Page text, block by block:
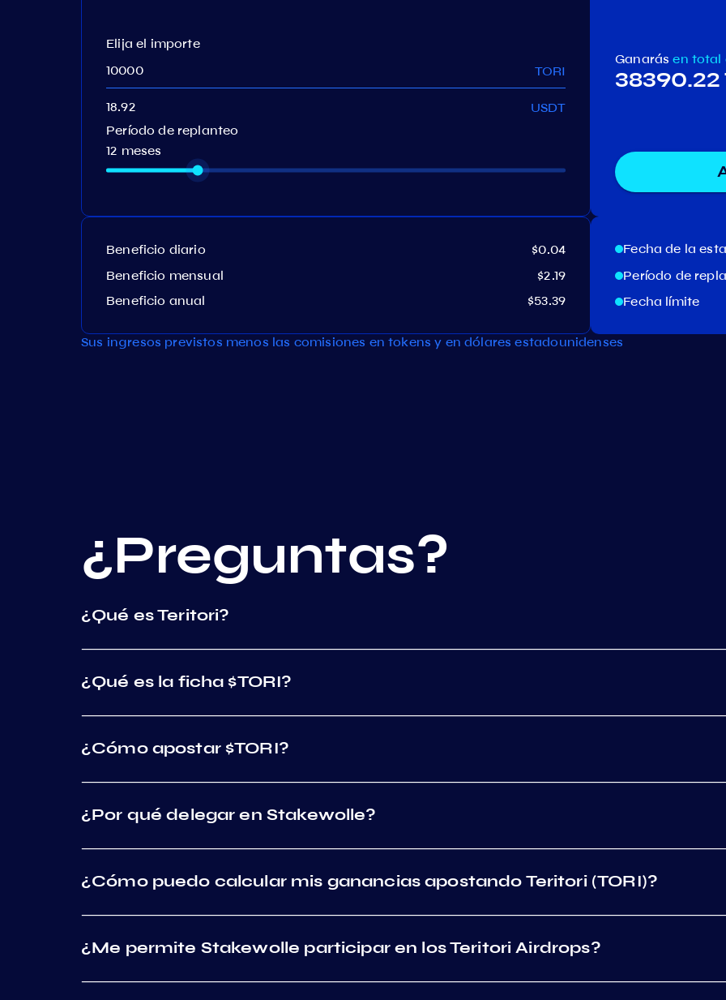
Elija el importe
TORI
USDT
Período de replanteo
12 meses
Beneficio diario
$0.04
Beneficio mensual
$2.19
Beneficio anual
$53.39
Ganarás en total
38390.22
Fecha de la
Período de
Fecha límite
Sus ingresos previstos menos las comisiones en tokens y en dólares estadounidenses
¿Preguntas?
¿Qué es Teritori?
¿Qué es la ficha $TORI?
¿Cómo apostar $TORI?
¿Por qué delegar en Stakewolle?
¿Cómo puedo calcular mis ganancias apostando Teritori (TORI)?
¿Me permite Stakewolle participar en los Teritori Airdrops?